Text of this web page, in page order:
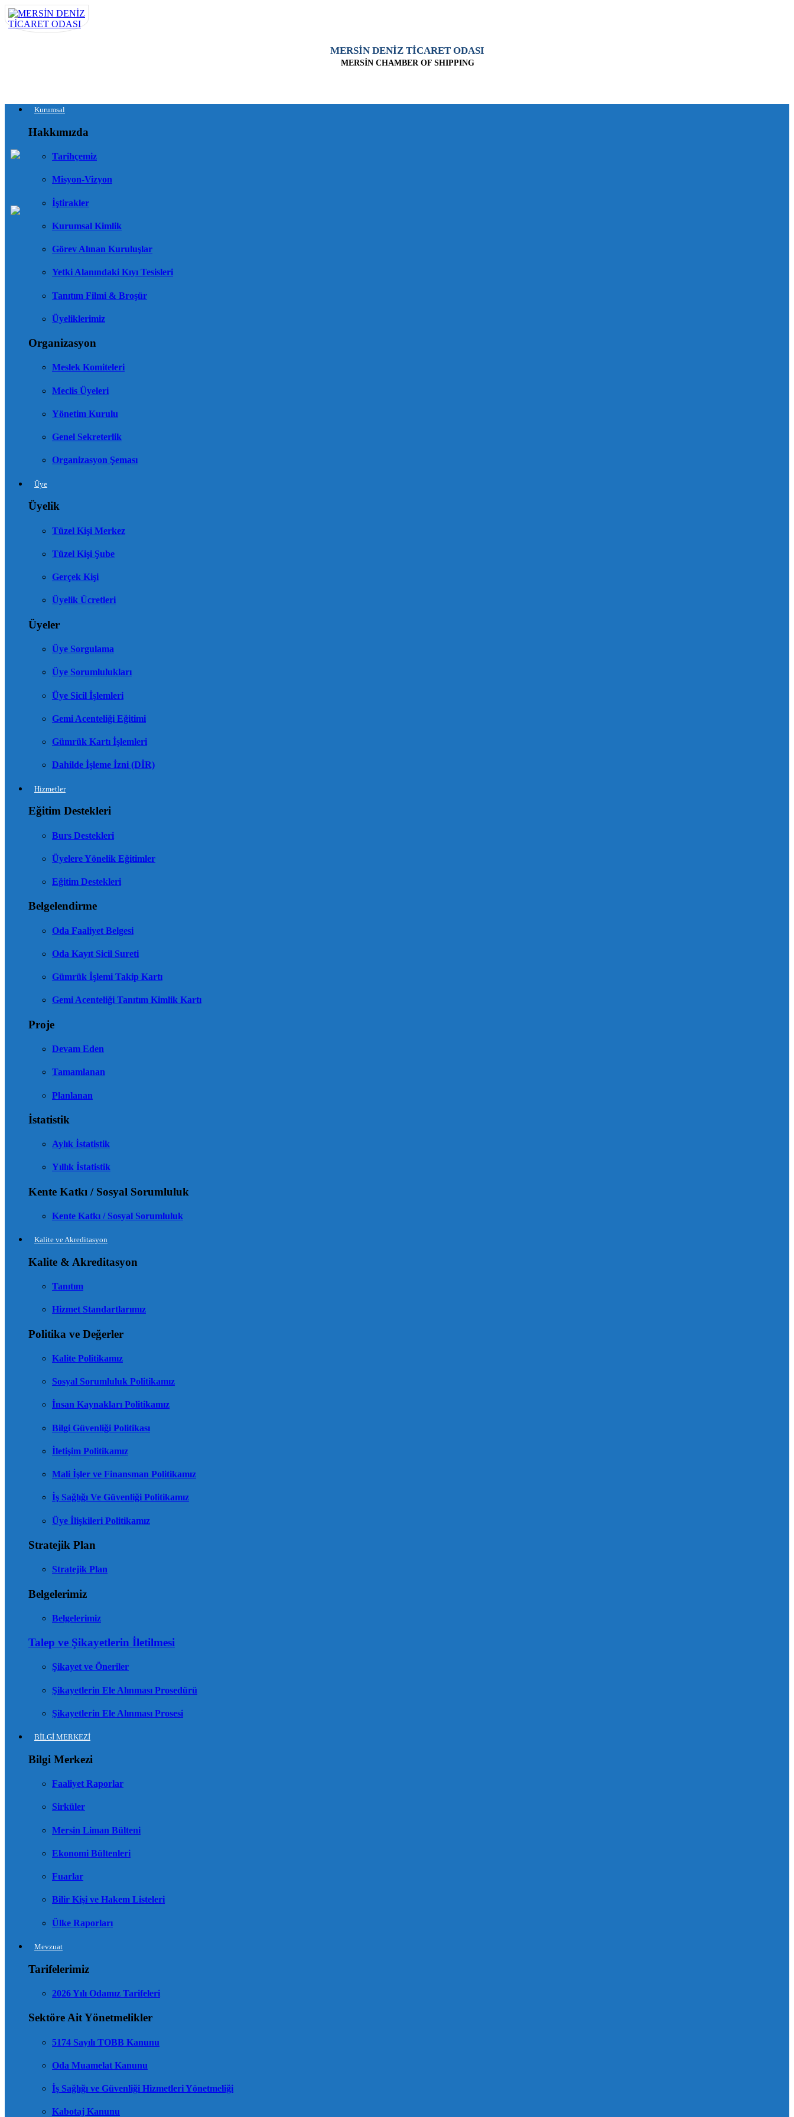
MERSİN DENİZ TİCARET ODASI
MERSİN CHAMBER OF SHIPPING
Kurumsal
Hakkımızda
Tarihçemiz
Misyon-Vizyon
İştirakler
Kurumsal Kimlik
Görev Alınan Kuruluşlar
Yetki Alanındaki Kıyı Tesisleri
Tanıtım Filmi & Broşür
Üyeliklerimiz
Organizasyon
Meslek Komiteleri
Meclis Üyeleri
Yönetim Kurulu
Genel Sekreterlik
Organizasyon Şeması
Üye
Üyelik
Tüzel Kişi Merkez
Tüzel Kişi Şube
Gerçek Kişi
Üyelik Ücretleri
Üyeler
Üye Sorgulama
Üye Sorumlulukları
Üye Sicil İşlemleri
Gemi Acenteliği Eğitimi
Gümrük Kartı İşlemleri
Dahilde İşleme İzni (DİR)
Hizmetler
Eğitim Destekleri
Burs Destekleri
Üyelere Yönelik Eğitimler
Eğitim Destekleri
Belgelendirme
Oda Faaliyet Belgesi
Oda Kayıt Sicil Sureti
Gümrük İşlemi Takip Kartı
Gemi Acenteliği Tanıtım Kimlik Kartı
Proje
Devam Eden
Tamamlanan
Planlanan
İstatistik
Aylık İstatistik
Yıllık İstatistik
Kente Katkı / Sosyal Sorumluluk
Kente Katkı / Sosyal Sorumluluk
Kalite ve Akreditasyon
Kalite & Akreditasyon
Tanıtım
Hizmet Standartlarımız
Politika ve Değerler
Kalite Politikamız
Sosyal Sorumluluk Politikamız
İnsan Kaynakları Politikamız
Bilgi Güvenliği Politikası
İletişim Politikamız
Mali İşler ve Finansman Politikamız
İş Sağlığı Ve Güvenliği Politikamız
Üye İlişkileri Politikamız
Stratejik Plan
Stratejik Plan
Belgelerimiz
Belgelerimiz
Talep ve Şikayetlerin İletilmesi
Şikayet ve Öneriler
Şikayetlerin Ele Alınması Prosedürü
Şikayetlerin Ele Alınması Prosesi
BİLGİ MERKEZİ
Bilgi Merkezi
Faaliyet Raporlar
Sirküler
Mersin Liman Bülteni
Ekonomi Bültenleri
Fuarlar
Bilir Kişi ve Hakem Listeleri
Ülke Raporları
Mevzuat
Tarifelerimiz
2026 Yılı Odamız Tarifeleri
Sektöre Ait Yönetmelikler
5174 Sayılı TOBB Kanunu
Oda Muamelat Kanunu
İş Sağlığı ve Güvenliği Hizmetleri Yönetmeliği
Kabotaj Kanunu